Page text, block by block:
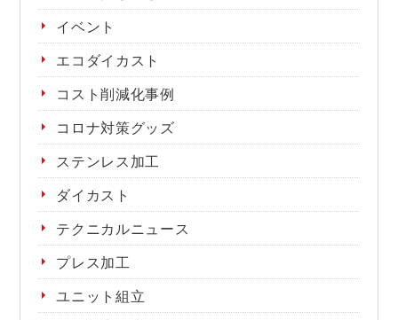
イベント
エコダイカスト
コスト削減化事例
コロナ対策グッズ
ステンレス加工
ダイカスト
テクニカルニュース
プレス加工
ユニット組立